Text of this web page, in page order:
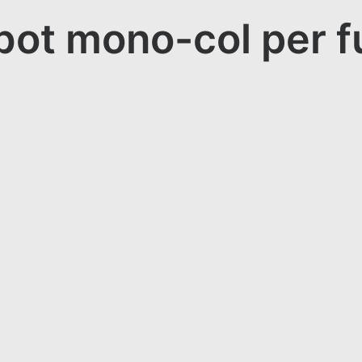
mono-col per